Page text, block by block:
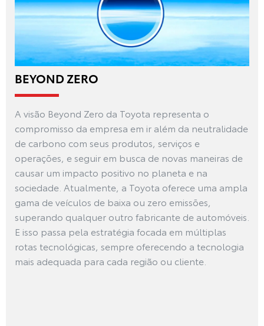
BEYOND ZERO
A visão Beyond Zero da Toyota representa o
compromisso da empresa em ir além da neutralidade
de carbono com seus produtos, serviços e
operações, e seguir em busca de novas maneiras de
causar um impacto positivo no planeta e na
sociedade. Atualmente, a Toyota oferece uma ampla
gama de veículos de baixa ou zero emissões,
superando qualquer outro fabricante de automóveis.
E isso passa pela estratégia focada em múltiplas
rotas tecnológicas, sempre oferecendo a tecnologia
mais adequada para cada região ou cliente.